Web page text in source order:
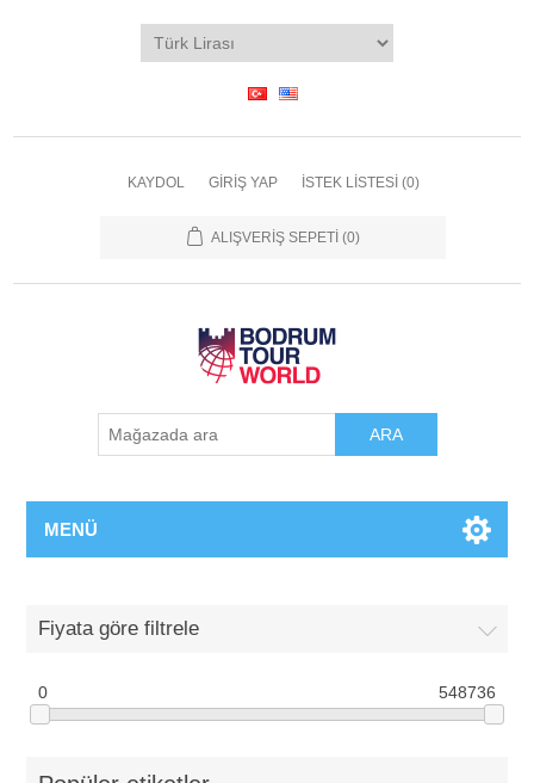
KAYDOL GIRIŞ YAP İSTEK LISTESI (0)
ALIŞVERIŞ SEPETI (0)
ARA
MENÜ
Fiyata göre filtrele
0 548736